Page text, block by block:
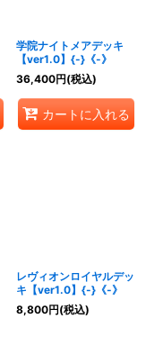
学院ナイトメアデッキ
【ver1.0】{-}《-》
36,400円(税込)
カートに入れる
レヴィオンロイヤルデッ
キ【ver1.0】{-}《-》
8,800円(税込)